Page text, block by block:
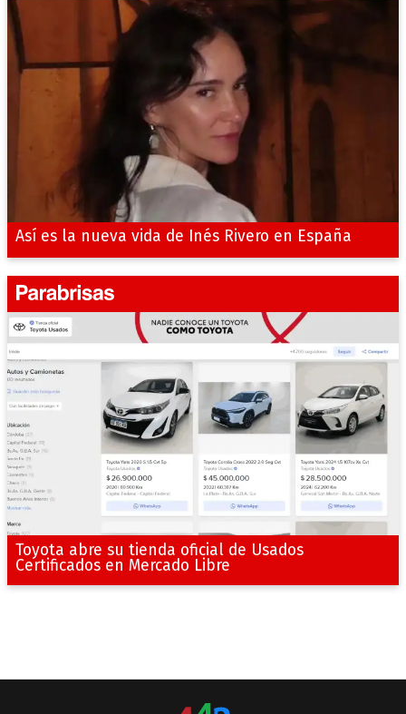
Así es la nueva vida de Inés Rivero en España
Toyota abre su tienda oficial de Usados
Certificados en Mercado Libre